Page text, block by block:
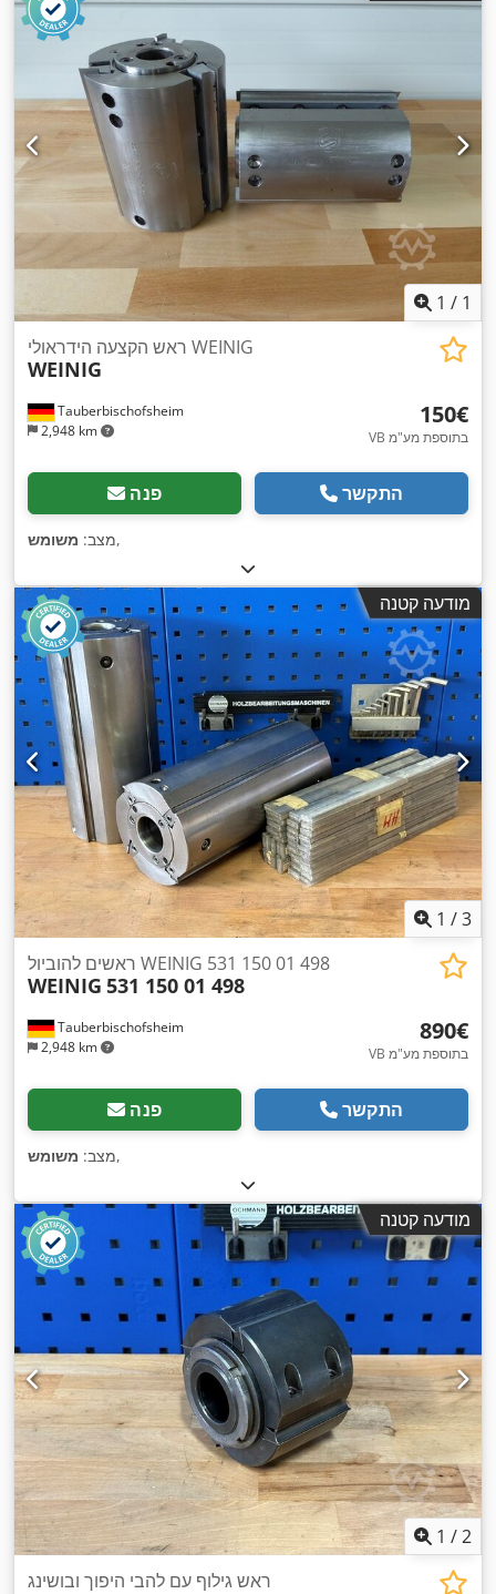
1 / 1
Tauberbischofsheim
2,948 km
ראש הקצעה הידראולי WEINIG
WEINIG
‏150 ‏€
VB בתוספת מע"מ
פנה התקשר
מצב: משומש ,
מודעה קטנה
1 /3
Tauberbischofsheim
2,948 km
ראשים להוביול WEINIG 531 150 01 498
WEINIG 531 150 01 498
‏890 ‏€
VB בתוספת מע"מ
פנה התקשר
מצב: משומש ,
מודעה קטנה
1 /2
ראש גילוף עם להבי היפוך ובושינג